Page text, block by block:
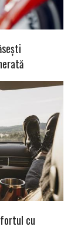
cu